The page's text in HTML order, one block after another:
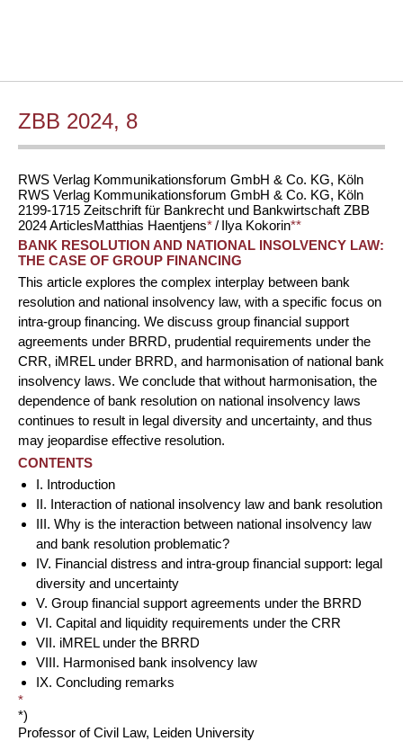
ZBB 2024, 8
RWS Verlag Kommunikationsforum GmbH & Co. KG, Köln
RWS Verlag Kommunikationsforum GmbH & Co. KG, Köln
2199-1715 Zeitschrift für Bankrecht und Bankwirtschaft ZBB
2024ArticlesMatthias Haentjens*/ Ilya Kokorin**
BANK RESOLUTION AND NATIONAL INSOLVENCY LAW:
THE CASE OF GROUP FINANCING
This article explores the complex interplay between bank
resolution and national insolvency law, with a specific focus on
intra-group financing. We discuss group financial support
agreements under BRRD, prudential requirements under the
CRR, iMREL under BRRD, and harmonisation of national bank
insolvency laws. We conclude that without harmonisation, the
dependence of bank resolution on national insolvency laws
continues to result in legal diversity and uncertainty, and thus
may jeopardise effective resolution.
CONTENTS
I. Introduction
II. Interaction of national insolvency law and bank resolution
III. Why is the interaction between national insolvency law
and bank resolution problematic?
IV. Financial distress and intra-group financial support: legal
diversity and uncertainty
V. Group financial support agreements under the BRRD
VI. Capital and liquidity requirements under the CRR
VII. iMREL under the BRRD
VIII. Harmonised bank insolvency law
IX. Concluding remarks
*
*)
Professor of Civil Law, Leiden University